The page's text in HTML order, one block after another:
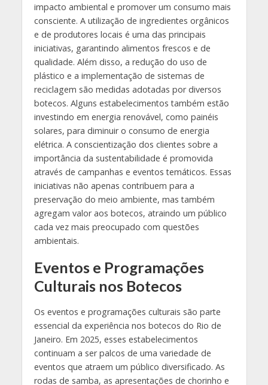
impacto ambiental e promover um consumo mais
consciente. A utilização de ingredientes orgânicos
e de produtores locais é uma das principais
iniciativas, garantindo alimentos frescos e de
qualidade. Além disso, a redução do uso de
plástico e a implementação de sistemas de
reciclagem são medidas adotadas por diversos
botecos. Alguns estabelecimentos também estão
investindo em energia renovável, como painéis
solares, para diminuir o consumo de energia
elétrica. A conscientização dos clientes sobre a
importância da sustentabilidade é promovida
através de campanhas e eventos temáticos. Essas
iniciativas não apenas contribuem para a
preservação do meio ambiente, mas também
agregam valor aos botecos, atraindo um público
cada vez mais preocupado com questões
ambientais.
Eventos e Programações
Culturais nos Botecos
Os eventos e programações culturais são parte
essencial da experiência nos botecos do Rio de
Janeiro. Em 2025, esses estabelecimentos
continuam a ser palcos de uma variedade de
eventos que atraem um público diversificado. As
rodas de samba, as apresentações de chorinho e